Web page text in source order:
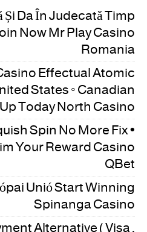
Da În Judecată Timp
Now Mr Play Casino
Romania
Effectual Atomic
States ◦ Canadian
Today North Casino
Spin No More Fix •
Your Reward Casino
QBet
Unió Start Winning
Spinanga Casino